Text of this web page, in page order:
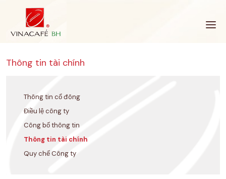
Thông tin tài chính
Thông tin cổ đông
Điều lệ công ty
Công bố thông tin
Thông tin tài chính
Quy chế Công ty